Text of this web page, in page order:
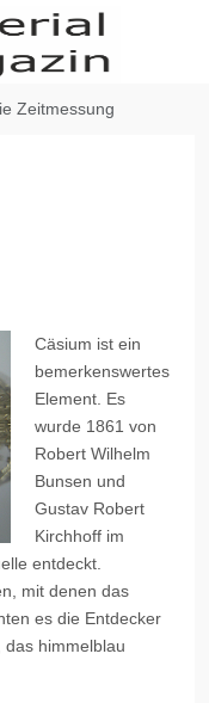
Zeitmessung
Cäsium ist ein
bemerkenswertes
Element. Es
wurde 1861 von
Robert Wilhelm
Bunsen und
Gustav Robert
Kirchhoff im
entdeckt.
mit denen das
es die Entdecker
das himmelblau